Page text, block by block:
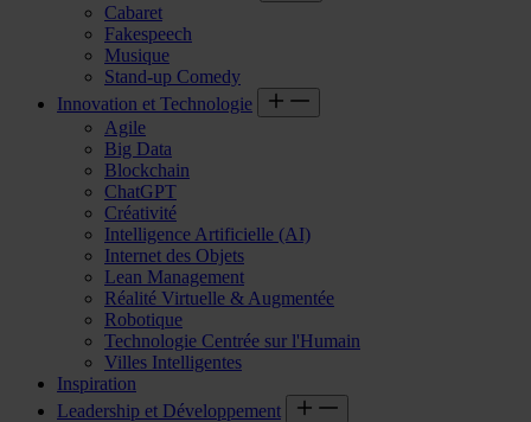
Cabaret
Fakespeech
Musique
Stand-up Comedy
Innovation et Technologie
Agile
Big Data
Blockchain
ChatGPT
Créativité
Intelligence Artificielle (AI)
Internet des Objets
Lean Management
Réalité Virtuelle & Augmentée
Robotique
Technologie Centrée sur l'Humain
Villes Intelligentes
Inspiration
Leadership et Développement